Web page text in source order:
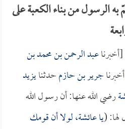
الرسول من بناء الكعبة على
عبد الرحمن بن محمد بن
أخبرناجرير بن حازمحدثنايزيد
رضي الله عنها: أن رسول الله
لها: (ياعائشة، لولا أن قومك